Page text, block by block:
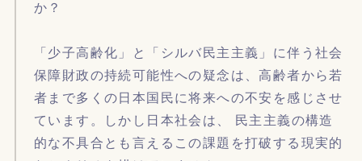
か？
「少子高齢化」と「シルバ民主主義」に伴う社会
保障財政の持続可能性への疑念は、高齢者から若
者まで多くの日本国民に将来への不安を感じさせ
ています。しかし日本社会は、 民主主義の構造
的な不具合とも言えるこの課題を打破する現実的